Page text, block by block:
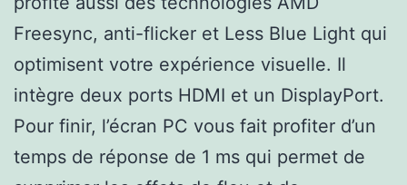
Freesync, anti-flicker et Less Blue Light qui
optimisent votre expérience visuelle. Il
intègre deux ports HDMI et un DisplayPort.
Pour finir, l’écran PC vous fait profiter d’un
temps de réponse de 1 ms qui permet de